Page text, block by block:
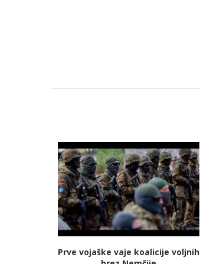
Prve vojaške vaje koalicije voljnih